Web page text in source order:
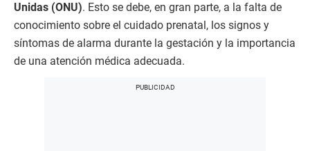
Unidas (ONU). Esto se debe, en gran parte, a la falta de
conocimiento sobre el cuidado prenatal, los signos y
síntomas de alarma durante la gestación y la importancia
de una atención médica adecuada.